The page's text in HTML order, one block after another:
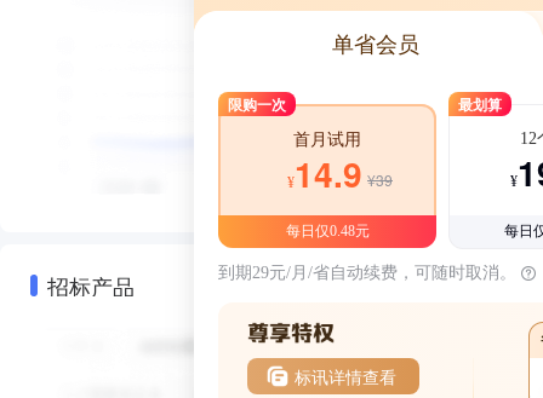
招标产品
单省会员
限购一次
首月试用
¥14.9 ¥39
每日仅0.48元
最划算
12
¥
每日
到期29元/月/省自动续费，可随时取消。
标讯详情查看